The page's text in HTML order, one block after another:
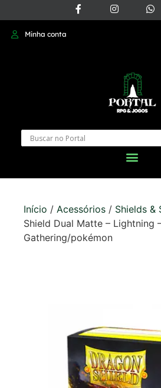
Minha conta
Início / Acessórios / Shields &
Shield Dual Matte – Lightning
Gathering/pokémon